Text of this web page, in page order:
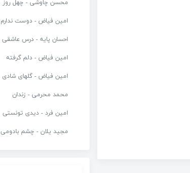
محسن چاوشی - چهل روز
امین فیاض - دوست ندارم
احسان پایه - درس عاشقی
امین فیاض - دلم گرفته
امین فیاض - گلهای شادی
محمد محرمی - زندان
امین فرد - دیدی تونستی
مجید یلان - چشم بادومی